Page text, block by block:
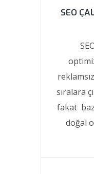
SEO
sıralara
fakat
doğal